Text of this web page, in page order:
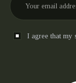
I agree that my